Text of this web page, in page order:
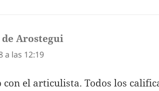
de Arostegui
a las 12:19
con el articulista. Todos los